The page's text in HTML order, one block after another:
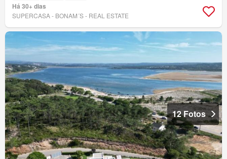
Há 30+ dias
SUPERCASA - BONAM´S - REAL ESTATE
12 Fotos